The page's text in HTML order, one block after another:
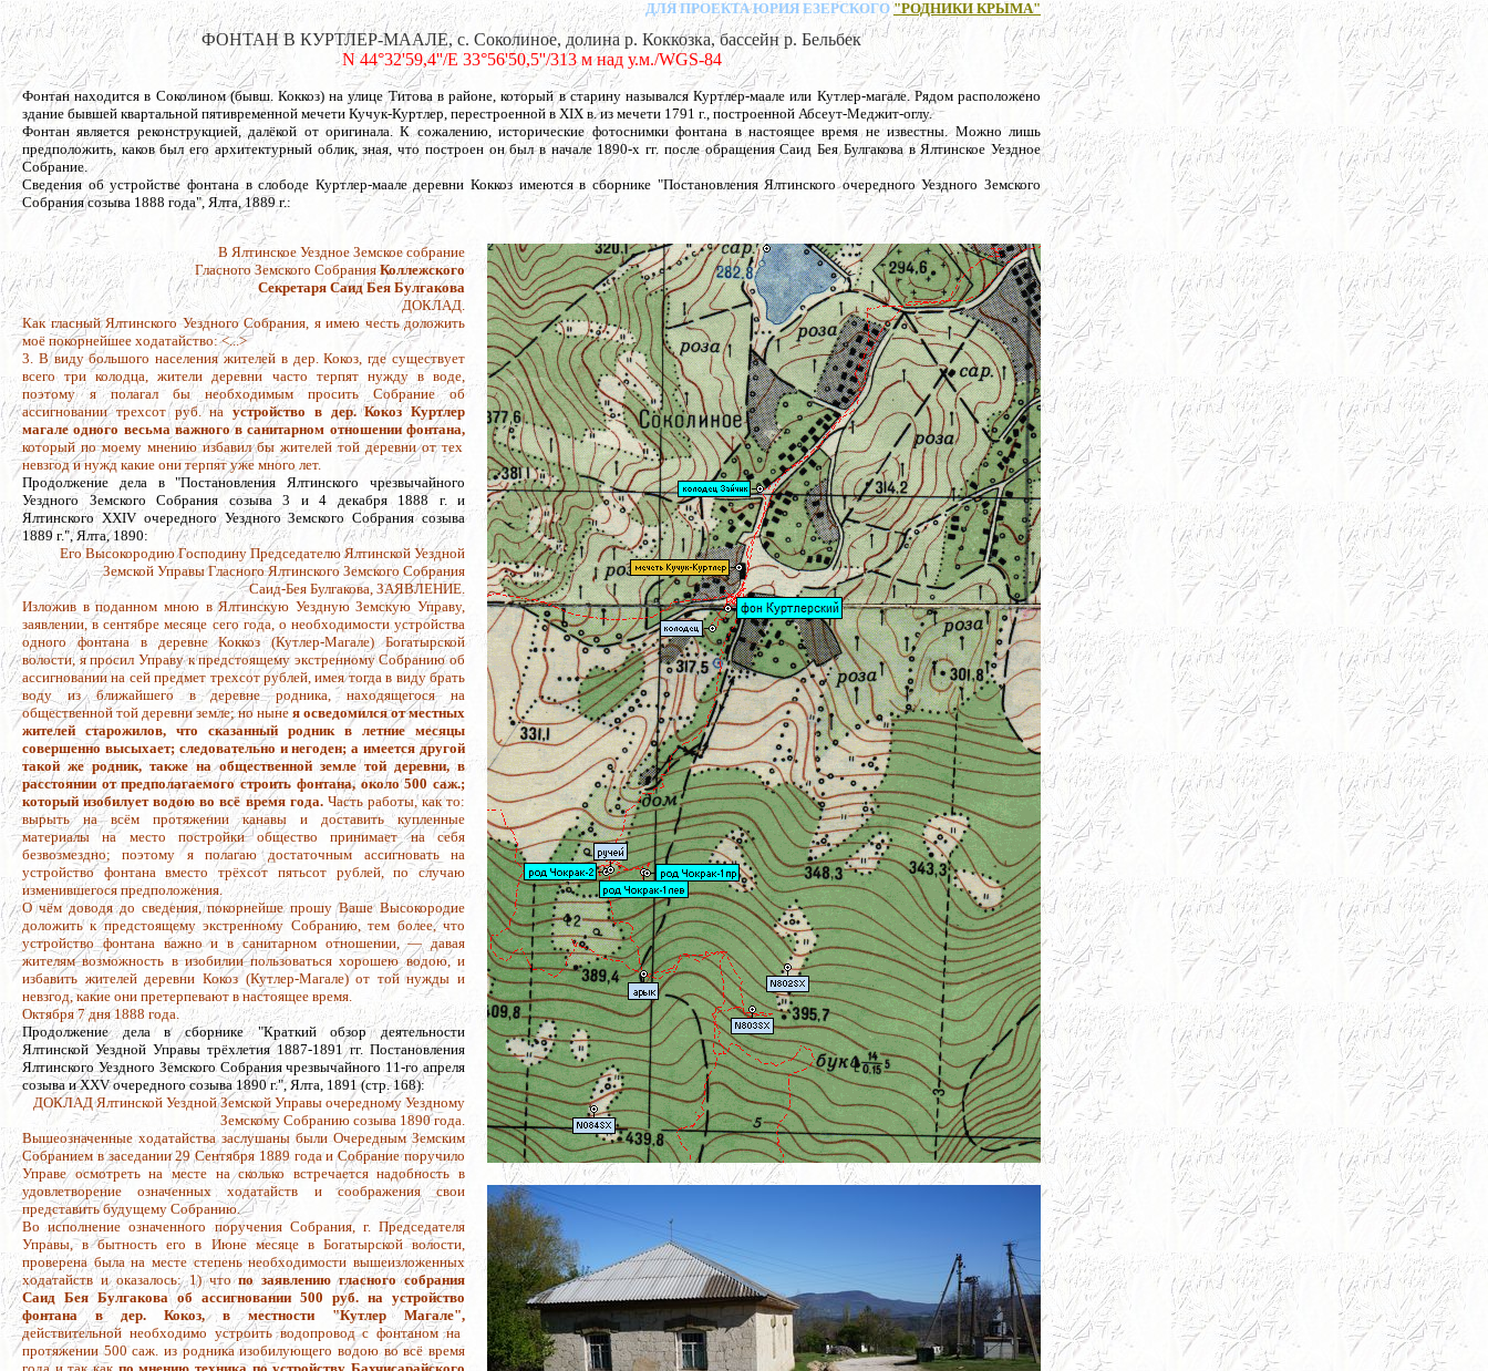
ДЛЯ ПРОЕКТА ЮРИЯ ЕЗЕРСКОГО"РОДНИКИ КРЫМА"
ФОНТАН В КУРТЛЕР-МААЛЕ, с. Соколиное, долина р. Коккозка, бассейн р. Бельбек
N 44°32'59,4''/E 33°56'50,5''/313 м над у.м./WGS-84
Фонтан находится в Соколином (бывш. Коккоз) на улице Титова в районе, который в старину назывался Куртлер-маале или Кутлер-магале. Рядом расположено
здание бывшей квартальной пятивременной мечети Кучук-Куртлер, перестроенной в XIX в. из мечети 1791 г., построенной Абсеут-Меджит-оглу.
Фонтан является реконструкцией, далёкой от оригинала. К сожалению, исторические фотоснимки фонтана в настоящее время не известны. Можно лишь
предположить, каков был его архитектурный облик, зная, что построен он был в начале 1890-х гг. после обращения Саид Бея Булгакова в Ялтинское Уездное
Собрание.
Сведения об устройстве фонтана в слободе Куртлер-маале деревни Коккоз имеются в сборнике "Постановления Ялтинского очередного Уездного Земского
Собрания созыва 1888 года", Ялта, 1889 г.:
В Ялтинское Уездное Земское собрание
Гласного Земского СобранияКоллежского
Секретаря Саид Бея Булгакова
ДОКЛАД.
Как гласный Ялтинского Уездного Собрания, я имею честь доложить
моё покорнейшее ходатайство: <...>
3. В виду большого населения жителей в дер. Кокоз, где существует
всего три колодца, жители деревни часто терпят нужду в воде,
поэтому я полагал бы необходимым просить Собрание об
ассигновании трехсот руб. на устройство в дер. Кокоз Куртлер
магале одного весьма важного в санитарном отношении фонтана,
который по моему мнению избавил бы жителей той деревни от тех
невзгод и нужд какие они терпят уже много лет.
Продолжение дела в "Постановления Ялтинского чрезвычайного
Уездного Земского Собрания созыва 3 и 4 декабря 1888 г. и
Ялтинского XXIV очередного Уездного Земского Собрания созыва
1889 г.", Ялта, 1890:
Его Высокородию Господину Председателю Ялтинской Уездной
Земской Управы Гласного Ялтинского Земского Собрания
Саид-Бея Булгакова, ЗАЯВЛЕНИЕ.
Изложив в поданном мною в Ялтинскую Уездную Земскую Управу,
заявлении, в сентябре месяце сего года, о необходимости устройства
одного фонтана в деревне Коккоз (Кутлер-Магале) Богатырской
волости, я просил Управу к предстоящему экстренному Собранию об
ассигновании на сей предмет трехсот рублей, имея тогда в виду брать
воду из ближайшего в деревне родника, находящегося на
общественной той деревни земле; но ныне я осведомился от местных
жителей старожилов, что сказанный родник в летние месяцы
совершенно высыхает; следовательно и негоден; а имеется другой
такой же родник, также на общественной земле той деревни, в
расстоянии от предполагаемого строить фонтана, около 500 саж.;
который изобилует водою во всё время года.Часть работы, как то:
вырыть на всём протяжении канавы и доставить купленные
материалы на место постройки общество принимает на себя
безвозмездно; поэтому я полагаю достаточным ассигновать на
устройство фонтана вместо трёхсот пятьсот рублей, по случаю
изменившегося предположения.
О чём доводя до сведения, покорнейше прошу Ваше Высокородие
доложить к предстоящему экстренному Собранию, тем более, что
устройство фонтана важно и в санитарном отношении, — давая
жителям возможность в изобилии пользоваться хорошею водою, и
избавить жителей деревни Кокоз (Кутлер-Магале) от той нужды и
невзгод, какие они претерпевают в настоящее время.
Октября 7 дня 1888 года.
Продолжение дела в сборнике "Краткий обзор деятельности
Ялтинской Уездной Управы трёхлетия 1887-1891 гг. Постановления
Ялтинского Уездного Земского Собрания чрезвычайного 11-го апреля
созыва и XXV очередного созыва 1890 г.", Ялта, 1891 (стр. 168):
ДОКЛАД Ялтинской Уездной Земской Управы очередному Уездному
Земскому Собранию созыва 1890 года.
Вышеозначенные ходатайства заслушаны были Очередным Земским
Собранием в заседании 29 Сентября 1889 года и Собрание поручило
Управе осмотреть на месте на сколько встречается надобность в
удовлетворение означенных ходатайств и соображения свои
представить будущему Собранию.
Во исполнение означенного поручения Собрания, г. Председателя
Управы, в бытность его в Июне месяце в Богатырской волости,
проверена была на месте степень необходимости вышеизложенных
ходатайств и оказалось: 1) чтопо заявлению гласного собрания
Саид Бея Булгакова об ассигновании 500 руб. на устройство
фонтана в дер. Кокоз, в местности "Кутлер Магале",
действительной необходимо устроить водопровод с фонтаном на
протяжении 500 саж. из родника изобилующего водою во всё время